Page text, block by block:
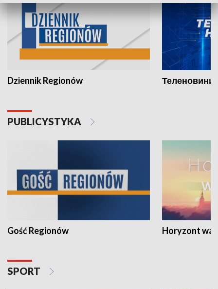
Dziennik Regionów Теленовини
PUBLICYSTYKA
Gość Regionów Horyzont
SPORT